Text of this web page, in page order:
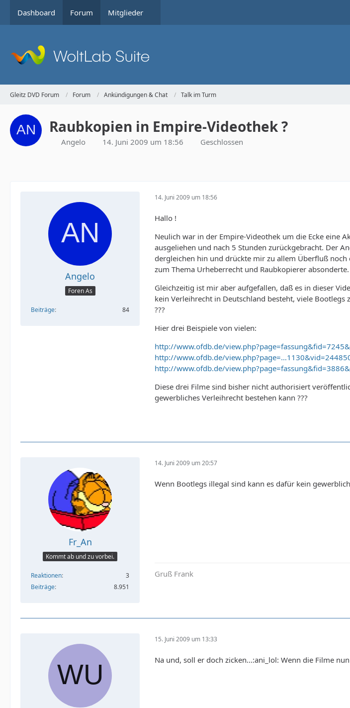
Dashboard Forum Mitglieder
Gleitz DVD Forum Forum Ankündigungen & Chat Talk im Turm
Raubkopien in Empire-Videothek ?
Angelo 14. Juni 2009 um 18:56 Geschlossen
Angelo
Foren As
Beiträge 84
14. Juni 2009 um 18:56
Hallo !
Neulich war in der Empire-Videothek um die Ecke eine
ausgeliehen und nach 5 Stunden zurückgebracht. Der
dergleichen hin und drückte mir zu allem Überfluß
zum Thema Urheberrecht und Raubkopierer absonderte.
Gleichzeitig ist mir aber aufgefallen, daß es in dieser
kein Verleihrecht in Deutschland besteht, viele
???
Hier drei Beispiele von vielen:
http://www.ofdb.de/
http://www.ofdb.de/
http://www.ofdb.de/
Diese drei Filme sind bisher nicht authorisiert
gewerbliches Verleihrecht bestehen kann ???
Fr_An
Kommt ab und zu vorbei.
Reaktionen
3
Beiträge
8.951
14. Juni 2009 um 20:57
Wenn Bootlegs illegal sind kann es dafür kein
Gruß Frank
15. Juni 2009 um 13:33
Na und, soll er doch zicken...:ani_lol: Wenn die Filme